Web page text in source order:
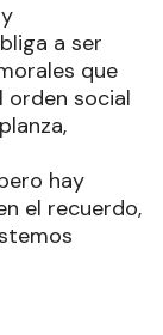
a ser
que
orden social
hay
el recuerdo,